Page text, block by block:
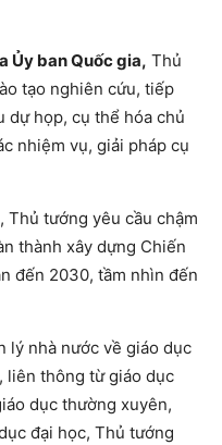
Ủy ban Quốc gia, Thủ
tạo nghiên cứu, tiếp
dự họp, cụ thể hóa chủ
nhiệm vụ, giải pháp cụ
tướng yêu cầu chậm
thành xây dựng Chiến
đến 2030, tầm nhìn đến
lý nhà nước về giáo dục
liên thông từ giáo dục
dục thường xuyên,
đại học, Thủ tướng